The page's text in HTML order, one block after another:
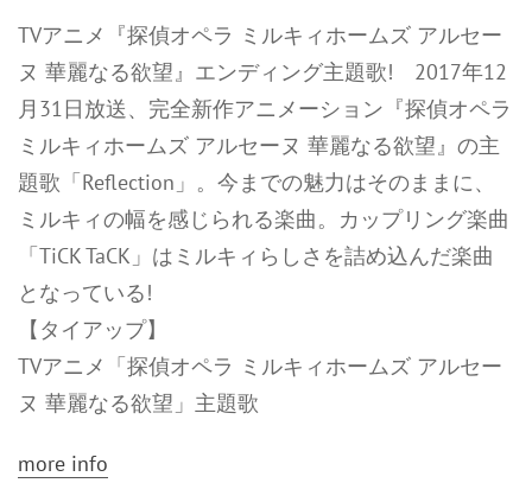
TVアニメ『探偵オペラ ミルキィホームズ アルセー
ヌ 華麗なる欲望』エンディング主題歌! 2017年12
月31日放送、完全新作アニメーション『探偵オペラ
ミルキィホームズ アルセーヌ 華麗なる欲望』の主
題歌「Reflection」。今までの魅力はそのままに、
ミルキィの幅を感じられる楽曲。カップリング楽曲
「TiCK TaCK」はミルキィらしさを詰め込んだ楽曲
となっている!
【タイアップ】
TVアニメ「探偵オペラ ミルキィホームズ アルセー
ヌ 華麗なる欲望」主題歌
more info